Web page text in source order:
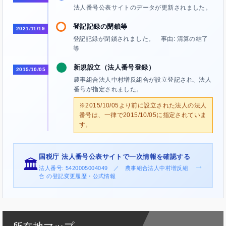
法人番号公表サイトのデータが更新されました。
2021/11/19 登記記録の閉鎖等
登記記録が閉鎖されました。 事由: 清算の結了
等
2015/10/05 新規設立（法人番号登録）
農事組合法人中村増反組合が設立登記され、法人
番号が指定されました。
※2015/10/05より前に設立された法人の法人
番号は、一律で2015/10/05に指定されていま
す。
🏛️
国税庁 法人番号公表サイトで一次情報を確認する
法人番号: 5420005004049 ／ 農事組合法人中村増反組
合 の登記変更履歴・公式情報
→